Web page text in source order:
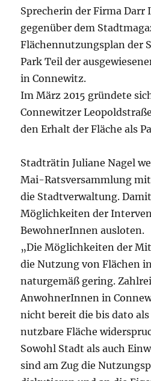
Sprecherin der Firma Darr
gegenüber dem
Flächennutzungsplan der
Park Teil der
in Connewitz.
Im März 2015 gründete
Connewitzer
den Erhalt der Fläche als
Stadträtin Juliane Nagel
Mai-Ratsversammlung
die Stadtverwaltung.
Möglichkeiten der
BewohnerInnen ausloten.
„Die Möglichkeiten der
die Nutzung von Flächen
naturgemäß gering.
AnwohnerInnen in
nicht bereit die bis dato
nutzbare Fläche
Sowohl Stadt als auch
sind am Zug die